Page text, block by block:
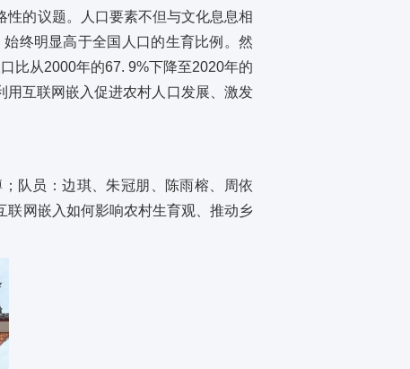
的议题。人口要素不但与文化息息相
终明显高于全国人口的生育比例。然
从2000年的67. 9%下降至2020年的
互联网嵌入促进农村人口发展、激发
队员：边琪、朱冠朋、陈雨榕、周依
联网嵌入如何影响农村生育观、推动乡